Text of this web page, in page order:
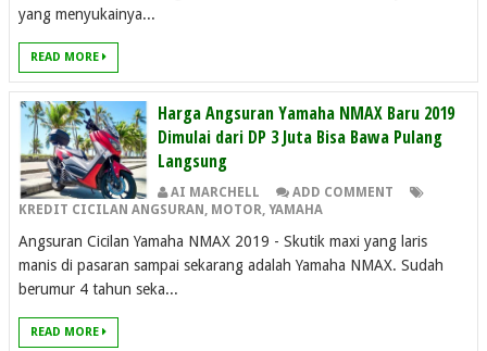
yang menyukainya...
READ MORE
Harga Angsuran Yamaha NMAX Baru 2019
Dimulai dari DP 3 Juta Bisa Bawa Pulang
Langsung
AI MARCHELL
ADD COMMENT
KREDIT CICILAN ANGSURAN MOTOR YAMAHA
Angsuran Cicilan Yamaha NMAX 2019 - Skutik maxi yang laris
manis di pasaran sampai sekarang adalah Yamaha NMAX. Sudah
berumur 4 tahun seka...
READ MORE